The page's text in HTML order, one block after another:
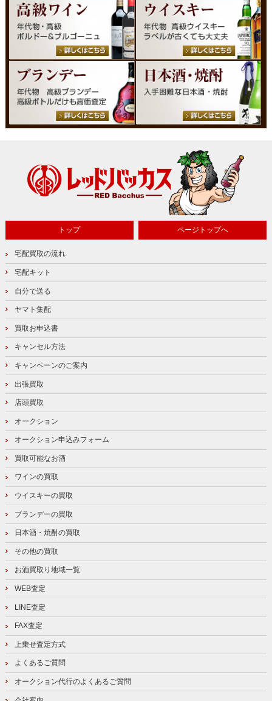
トップ ページトップへ
宅配買取の流れ
宅配キット
自分で送る
ヤマト集配
買取お申込書
キャンセル方法
キャンペーンのご案内
出張買取
店頭買取
オークション
オークション申込みフォーム
買取可能なお酒
ワインの買取
ウイスキーの買取
ブランデーの買取
日本酒・焼酎の買取
その他の買取
お酒買取り地域一覧
WEB査定
LINE査定
FAX査定
上乗せ査定方式
よくあるご質問
オークション代行のよくあるご質問